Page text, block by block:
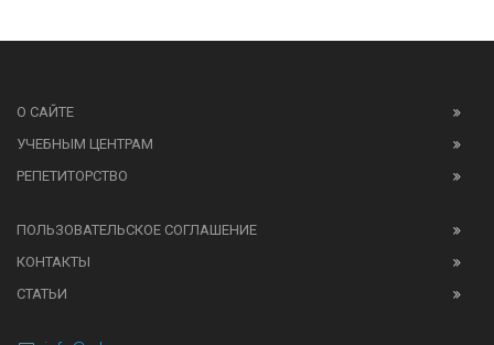
О САЙТЕ
УЧЕБНЫМ ЦЕНТРАМ
РЕПЕТИТОРСТВО
ПОЛЬЗОВАТЕЛЬСКОЕ СОГЛАШЕНИЕ
КОНТАКТЫ
СТАТЬИ